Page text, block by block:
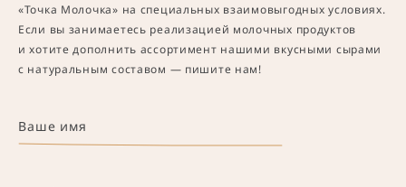
«Точка Молочка» на специальных взаимовыгодных условиях.
Если вы занимаетесь реализацией молочных продуктов
и хотите дополнить ассортимент нашими вкусными сырами
с натуральным составом — пишите нам!
Ваше имя